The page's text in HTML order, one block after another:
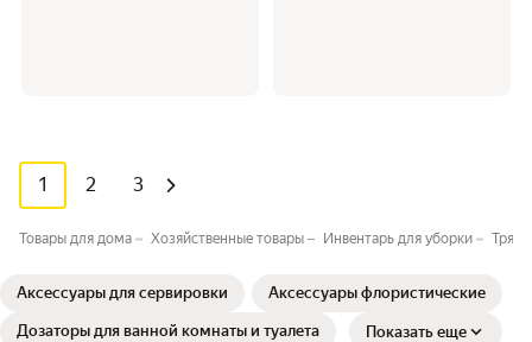
1 2 3
Товары для дома Хозяйственные товары Инвентарь для уборки
Аксессуары для сервировки Аксессуары флористические
Дозаторы для ванной комнаты и туалета Показать еще